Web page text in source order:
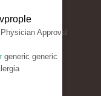
Approval
generic generic